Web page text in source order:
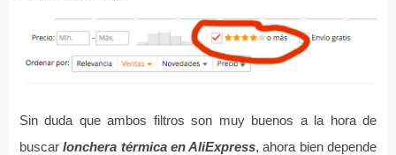
Sin duda que ambos filtros son muy buenos a la hora de
buscarlonchera térmica en AliExpress, ahora bien depende